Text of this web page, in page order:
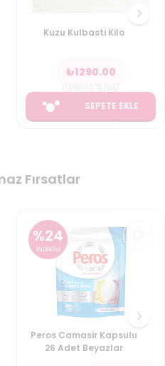
Kuzu Kulbasti Kilo
₺1290.00
SEPETE EKLE
Fırsatlar
%24
İNDİRİM
Peros Camasir Kapsulu
26 Adet Beyazlar